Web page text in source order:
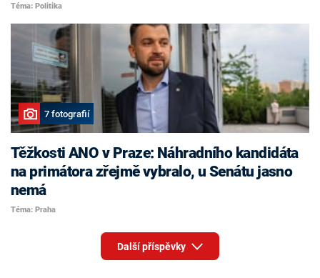
Téma: Politika
7 fotografií
Těžkosti ANO v Praze: Náhradního kandidáta
na primátora zřejmě vybralo, u Senátu jasno
nemá
Téma: Praha
Další příspěvky